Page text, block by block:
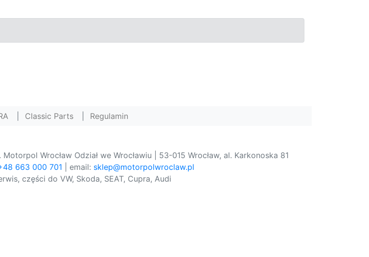
Classic Parts Regulamin
Wrocław Odział we Wrocławiu | 53-015 Wrocław, al. Karkonoska 81
663 000 701 | email: sklep@motorpolwroclaw.pl
części do VW, Skoda, SEAT, Cupra, Audi